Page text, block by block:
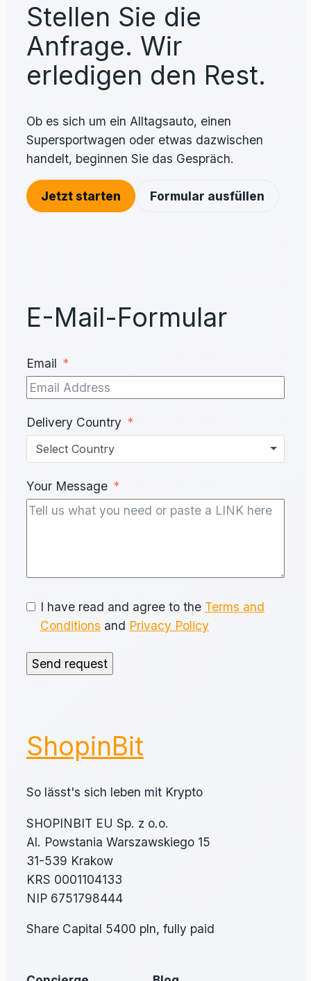
Stellen Sie die
Anfrage. Wir
erledigen den Rest.
Ob es sich um ein Alltagsauto, einen
Supersportwagen oder etwas dazwischen
handelt, beginnen Sie das Gespräch.
Jetzt starten Formular ausfüllen
E-Mail-Formular
Email
Delivery Country
Select Country
Your Message
I have read and agree to the Terms and
Conditions and Privacy Policy
Send request
ShopinBit
So lässt's sich leben mit Krypto
SHOPINBIT EU Sp. z o.o.
Al. Powstania Warszawskiego 15
31-539 Krakow
KRS 0001104133
NIP 6751798444
Share Capital 5400 pln, fully paid